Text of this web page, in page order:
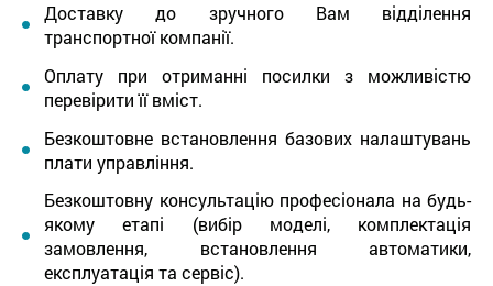
Доставку до зручного Вам відділення
транспортної компанії.
Оплату при отриманні посилки з можливістю
перевірити її вміст.
Безкоштовне встановлення базових налаштувань
плати управління.
Безкоштовну консультацію професіонала на будь-
якому етапі (вибір моделі, комплектація
замовлення, встановлення автоматики,
експлуатація та сервіс).